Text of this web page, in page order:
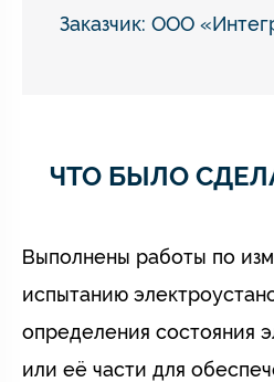
Заказчик: ООО
ЧТО БЫЛО
Выполнены работы по
испытанию
определения состояния
или её части для